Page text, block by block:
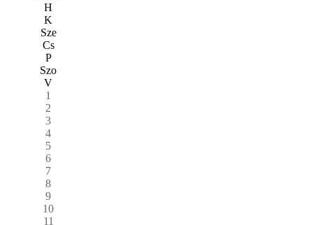
H
K
Sze
Cs
P
Szo
V
1
2
3
4
5
6
7
8
9
10
11